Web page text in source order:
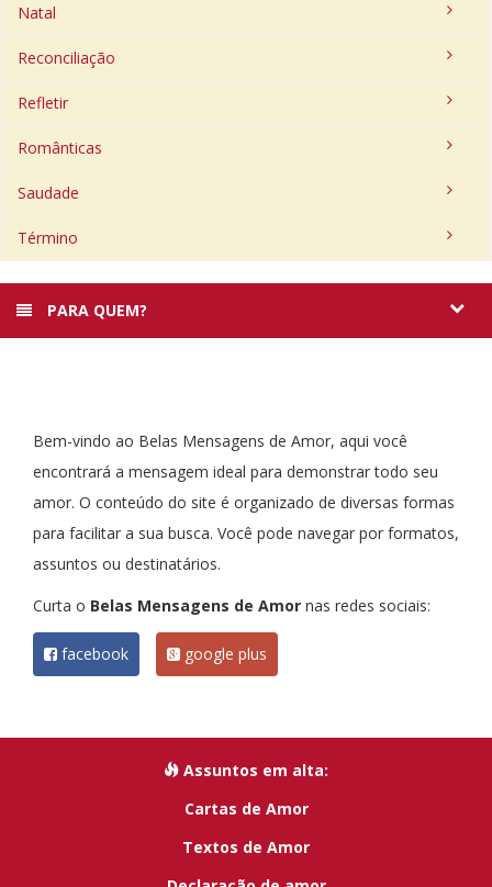
Natal
Reconciliação
Refletir
Românticas
Saudade
Término
PARA QUEM?
Bem-vindo ao Belas Mensagens de Amor, aqui você
encontrará a mensagem ideal para demonstrar todo seu
amor. O conteúdo do site é organizado de diversas formas
para facilitar a sua busca. Você pode navegar por formatos,
assuntos ou destinatários.
Curta o Belas Mensagens de Amor nas redes sociais:
facebook google plus
Assuntos em alta:
Cartas de Amor
Textos de Amor